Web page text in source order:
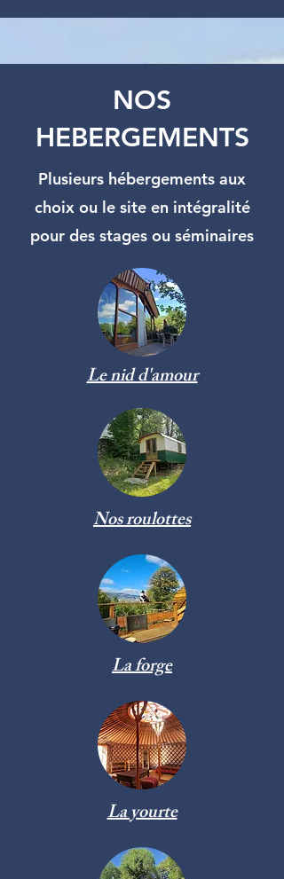
NOS
HEBERGEMENTS
Plusieurs hébergements aux
choix ou le site en intégralité
pour des stages ou séminaires
Le nid d'amour
Nos roulottes
La forge
La yourte